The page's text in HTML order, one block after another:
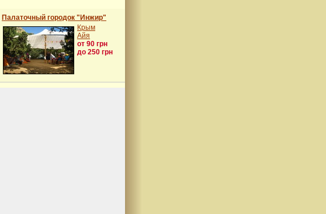
Палаточный городок "Инжир"
Крым
Айя
от 90 грн
до 250 грн